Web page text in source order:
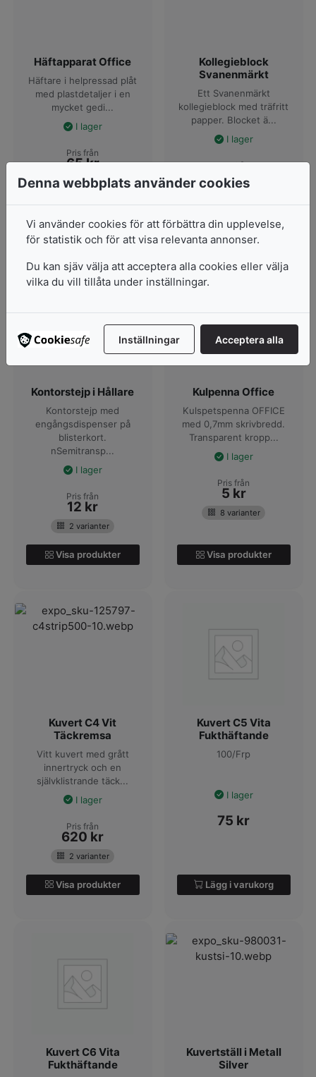
Häftapparat Office
Häftare i helpressad plåt
med plastdetaljer i en
mycket gedi...
I lager
Pris från
65kr
2 varianter
Visa produkter
Kollegieblock
Svanenmärkt
Ett Svanenmärkt
kollegieblock med träfritt
papper. Blocket ä...
I lager
Pris från
46 kr
Visa produkter
Kontorstejp i Hållare
Kontorstejp med
engångsdispenser på
blisterkort.
nSemitransp...
I lager
Pris från
12 kr
2 varianter
Visa produkter
Kulpenna Office
Kulspetspenna OFFICE
med 0,7mm skrivbredd.
Transparent kropp...
I lager
Pris från
5 kr
8 varianter
Visa produkter
Kuvert C4 Vit
Täckremsa
Vitt kuvert med grått
innertryck och en
självklistrande täck...
I lager
Pris från
620 kr
2 varianter
Visa produkter
Kuvert C5 Vita
Fukthäftande
100/Frp
I lager
75 kr
Lägg i varukorg
Kuvert C6 Vita
Fukthäftande
Kuvertställ i Metall
Silver
Denna webbplats använder cookies
Vi använder cookies för att förbättra din upplevelse,
för statistik och för att visa relevanta annonser.
Du kan sjäv välja att acceptera alla cookies eller välja
vilka du vill tillåta under inställningar.
Inställningar Acceptera alla